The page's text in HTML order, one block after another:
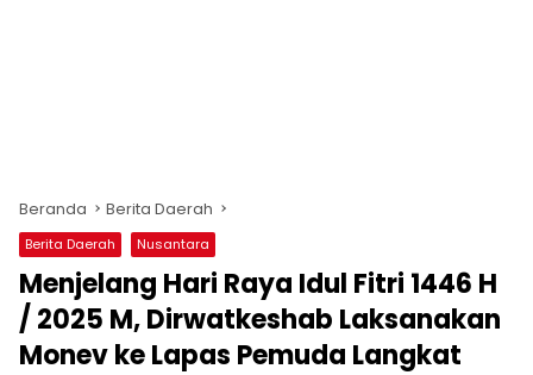
Beranda Berita Daerah
Berita Daerah Nusantara
Menjelang Hari Raya Idul Fitri 1446 H
/ 2025 M, Dirwatkeshab Laksanakan
Monev ke Lapas Pemuda Langkat